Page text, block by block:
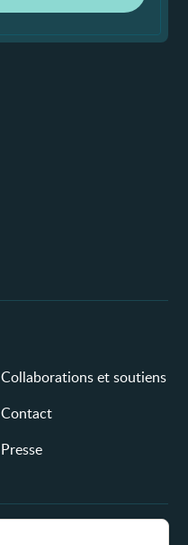
Collaborations et soutiens
Contact
Presse